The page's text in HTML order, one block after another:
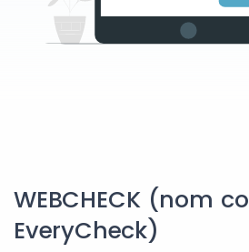
WEBCHECK (nom
EveryCheck)